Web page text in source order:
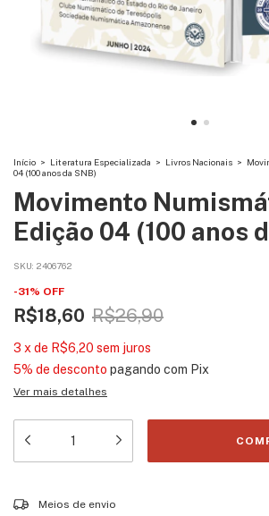
Início > Literatura Especializada > Livros Nacionais >
04 (100 anos da SNB)
Movimento
Edição 04 (100 anos
SKU: 2406762
-31% OFF
R$18,60 R$26,90
3 x de R$6,20 sem juros
5% de desconto pagando com Pix
Ver mais detalhes
Entregas para o CEP:
Meios de envio